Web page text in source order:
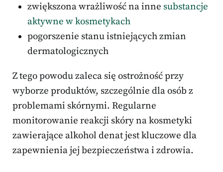
zwiększona wrażliwość na inne substancje
aktywne w kosmetykach
pogorszenie stanu istniejących zmian
dermatologicznych
Z tego powodu zaleca się ostrożność przy
wyborze produktów, szczególnie dla osób z
problemami skórnymi. Regularne
monitorowanie reakcji skóry na kosmetyki
zawierające alkohol denat jest kluczowe dla
zapewnienia jej bezpieczeństwa i zdrowia.